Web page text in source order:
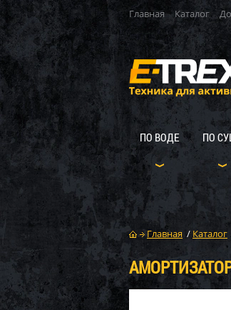
Главная Каталог
ПО ВОДЕ ПО
Главная / Каталог